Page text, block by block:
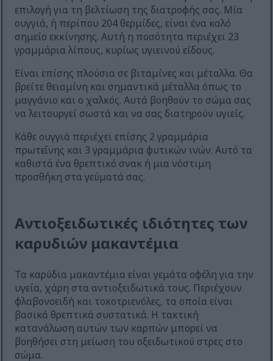
επιλογή για τη βελτίωση της διατροφής σας. Μία
ουγγιά, ή περίπου 204 θερμίδες, είναι ένα καλό
σημείο εκκίνησης. Αυτή η ποσότητα περιέχει 23
γραμμάρια λίπους, κυρίως υγιεινού είδους.
Είναι επίσης πλούσια σε βιταμίνες και μέταλλα. Θα
βρείτε θειαμίνη και σημαντικά μέταλλα όπως το
μαγγάνιο και ο χαλκός. Αυτά βοηθούν το σώμα σας
να λειτουργεί σωστά και να σας διατηρούν υγιείς.
Κάθε ουγγιά περιέχει επίσης 2 γραμμάρια
πρωτεΐνης και 3 γραμμάρια φυτικών ινών. Αυτό τα
καθιστά ένα θρεπτικό σνακ ή μια νόστιμη
προσθήκη στα γεύματά σας.
Αντιοξειδωτικές ιδιότητες των
καρυδιών μακαντέμια
Τα καρύδια μακαντέμια είναι γεμάτα οφέλη για την
υγεία, χάρη στα αντιοξειδωτικά τους. Περιέχουν
φλαβονοειδή και τοκοτριενόλες, τα οποία είναι
βασικά θρεπτικά συστατικά. Η τακτική
κατανάλωση αυτών των καρπών μπορεί να
βοηθήσει στη μείωση του οξειδωτικού στρες στο
σώμα.